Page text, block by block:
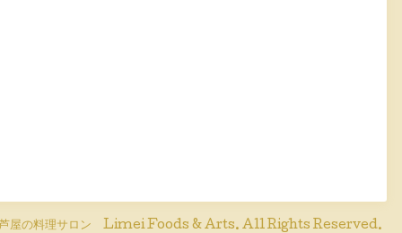
屋の料理サロン Limei Foods & Arts. All Rights Reserved.